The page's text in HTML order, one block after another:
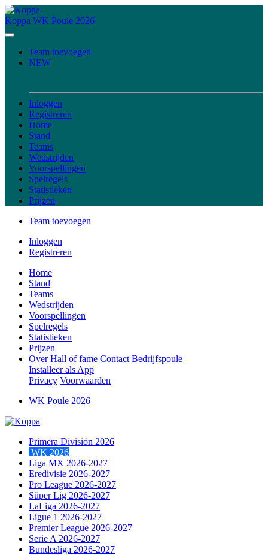
Koppa WK Poule 2026
Team toevoegen
NEW
Inloggen
Registreren
Home
Stand
Teams
Wedstrijden
Voorspellingen
Spelregels
Statistieken
Prijzen
Team toevoegen
Inloggen
Registreren
Home
Stand
Teams
Wedstrijden
Voorspellingen
Spelregels
Statistieken
Prijzen
Over Hall of fame Contact Bedrijfspoule
Installeer als App
Privacy Voorwaarden
WK Poule 2026
Primera División 2026
WK 2026
Liga MX 2026-2027
Eredivisie 2026-2027
Pro League 2026-2027
Süper Lig 2026-2027
LaLiga 2026-2027
Ligue 1 2026-2027
Premier League 2026-2027
Serie A 2026-2027
Bundesliga 2026-2027